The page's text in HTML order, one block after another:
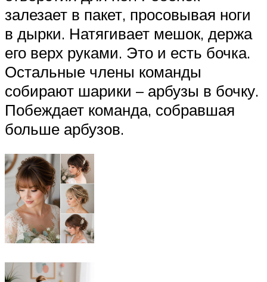
залезает в пакет, просовывая ноги
в дырки. Натягивает мешок, держа
его верх руками. Это и есть бочка.
Остальные члены команды
собирают шарики – арбузы в бочку.
Побеждает команда, собравшая
больше арбузов.